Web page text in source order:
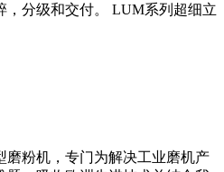
，分级和交付。 LUM系列超细立
磨粉机，专门为解决工业磨机产